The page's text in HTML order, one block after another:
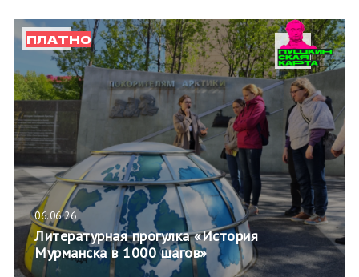
ПЛАТНО
06.06.26
Литературная прогулка «История
Мурманска в 1000 шагов»